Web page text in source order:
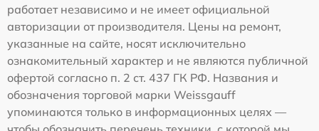
работает независимо и не имеет официальной
авторизации от производителя. Цены на ремонт,
указанные на сайте, носят исключительно
ознакомительный характер и не являются публичной
офертой согласно п. 2 ст. 437 ГК РФ. Названия и
обозначения торговой марки Weissgauff
упоминаются только в информационных целях —